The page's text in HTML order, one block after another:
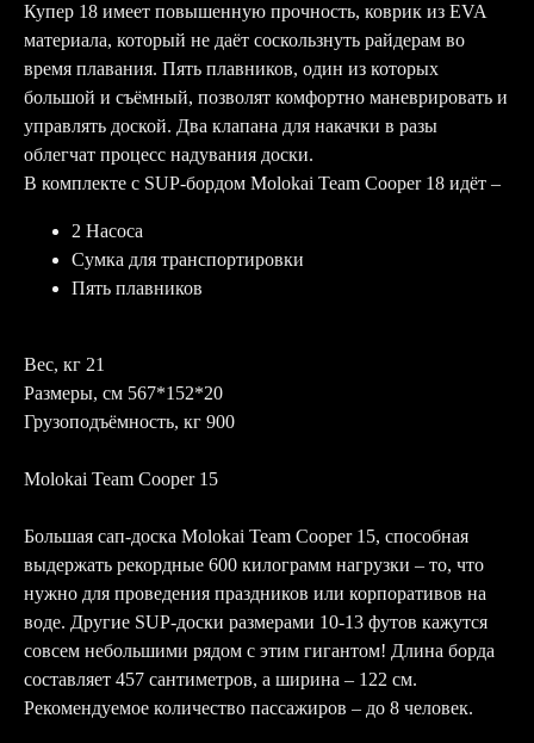
Купер 18 имеет повышенную прочность, коврик из EVA
материала, который не даёт соскользнуть райдерам во
время плавания. Пять плавников, один из которых
большой и съёмный, позволят комфортно маневрировать и
управлять доской. Два клапана для накачки в разы
облегчат процесс надувания доски.
В комплекте с SUP-бордом Molokai Team Cooper 18 идёт –
2 Насоса
Сумка для транспортировки
Пять плавников
Вес, кг 21
Размеры, см 567*152*20
Грузоподъёмность, кг 900
Molokai Team Cooper 15
Большая сап-доска Molokai Team Cooper 15, способная
выдержать рекордные 600 килограмм нагрузки – то, что
нужно для проведения праздников или корпоративов на
воде. Другие SUP-доски размерами 10-13 футов кажутся
совсем небольшими рядом с этим гигантом! Длина борда
составляет 457 сантиметров, а ширина – 122 см.
Рекомендуемое количество пассажиров – до 8 человек.